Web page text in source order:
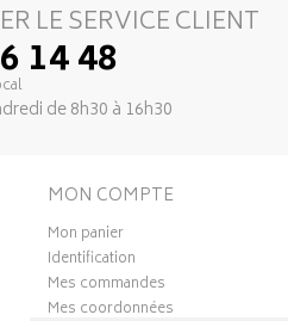
LE SERVICE CLIENT
14 48
de 8h30 à 16h30
MON COMPTE
Mon panier
Identification
Mes commandes
Mes coordonnées